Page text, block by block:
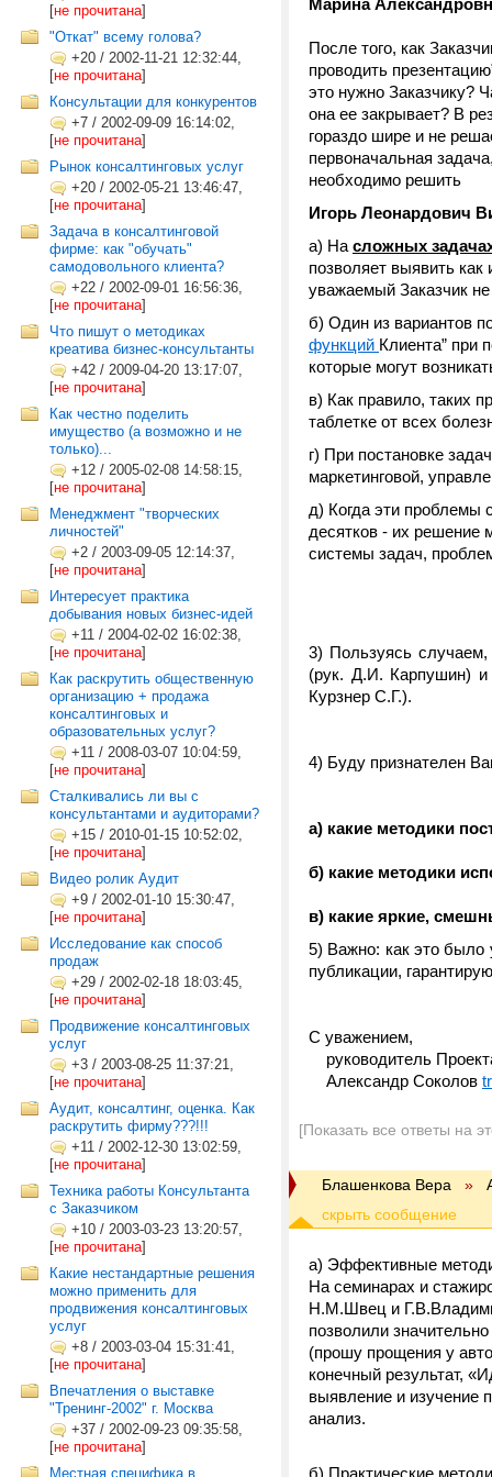
[не прочитана]
"Откат" всему голова?
+20 / 2002-11-21 12:32:44,
[не прочитана]
Консультации для конкурентов
+7 / 2002-09-09 16:14:02,
[не прочитана]
Рынок консалтинговых услуг
+20 / 2002-05-21 13:46:47,
[не прочитана]
Задача в консалтинговой
фирме: как "обучать"
самодовольного клиента?
+22 / 2002-09-01 16:56:36,
[не прочитана]
Что пишут о методиках
креатива бизнес-консультанты
+42 / 2009-04-20 13:17:07,
[не прочитана]
Как честно поделить
имущество (а возможно и не
только)...
+12 / 2005-02-08 14:58:15,
[не прочитана]
Менеджмент "творческих
личностей"
+2 / 2003-09-05 12:14:37,
[не прочитана]
Интересует практика
добывания новых бизнес-идей
+11 / 2004-02-02 16:02:38,
[не прочитана]
Как раскрутить общественную
организацию + продажа
консалтинговых и
образовательных услуг?
+11 / 2008-03-07 10:04:59,
[не прочитана]
Сталкивались ли вы с
консультантами и аудиторами?
+15 / 2010-01-15 10:52:02,
[не прочитана]
Видео ролик Аудит
+9 / 2002-01-10 15:30:47,
[не прочитана]
Исследование как способ
продаж
+29 / 2002-02-18 18:03:45,
[не прочитана]
Продвижение консалтинговых
услуг
+3 / 2003-08-25 11:37:21,
[не прочитана]
Аудит, консалтинг, оценка. Как
раскрутить фирму???!!!
+11 / 2002-12-30 13:02:59,
[не прочитана]
Техника работы Консультанта
с Заказчиком
+10 / 2003-03-23 13:20:57,
[не прочитана]
Какие нестандартные решения
можно применить для
продвижения консалтинговых
услуг
+8 / 2003-03-04 15:31:41,
[не прочитана]
Впечатления о выставке
"Тренинг-2002" г. Москва
+37 / 2002-09-23 09:35:58,
[не прочитана]
Местная специфика в
Марина
После того, как
проводить
это нужно Заказчику?
она ее закрывает? В
гораздо шире и не
первоначальная
необходимо решить
Игорь Леонардович
а) На сложных
позволяет выявить
уважаемый Заказчик
б) Один из вариантов
функций Клиента” при
которые могут
в) Как правило, таких
таблетке от всех
г) При постановке
маркетинговой,
д) Когда эти проблемы
десятков - их решение
системы задач,
3) Пользуясь случаем,
(рук. Д.И. Карпушин) и
Курзнер С.Г.).
4) Буду признателен
а) какие методики
б) какие методики
в) какие яркие,
5) Важно: как это было
публикации,
С уважением,
руководитель
Александр Соколов
[Показать все ответы на
Блашенкова Вера »
а) Эффективные
На семинарах и
Н.М.Швец и
позволили
(прошу прощения у
конечный результат,
выявление и изучение
анализ.
б) Практические